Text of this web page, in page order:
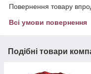
Повернення товару
Всі умови повернення
Подібні товари